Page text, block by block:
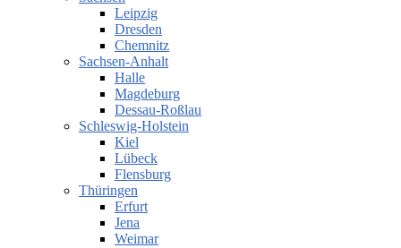
Leipzig
Dresden
Chemnitz
Sachsen-Anhalt
Halle
Magdeburg
Dessau-Roßlau
Schleswig-Holstein
Kiel
Lübeck
Flensburg
Thüringen
Erfurt
Jena
Weimar